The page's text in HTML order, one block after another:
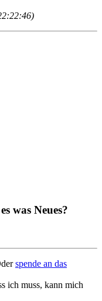
was Neues?
spende an das
ich muss, kann mich